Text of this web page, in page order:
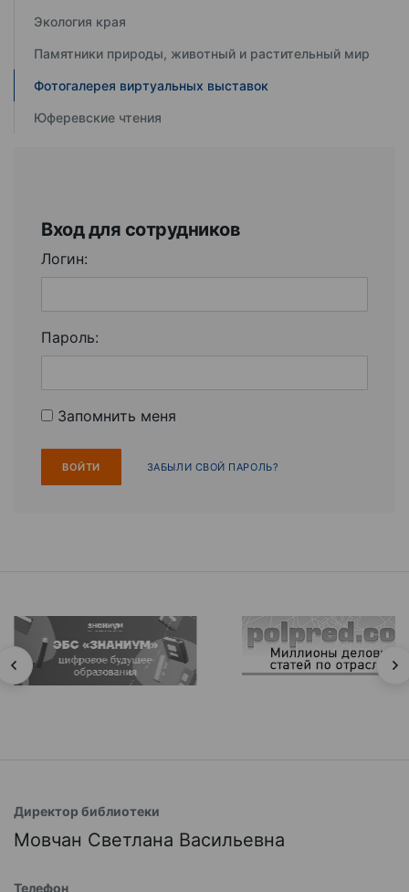
Экология края
Памятники природы, животный и растительный мир
Фотогалерея виртуальных выставок
Юферевские чтения
Вход для сотрудников
Логин:
Пароль:
Запомнить меня
ЗАБЫЛИ СВОЙ ПАРОЛЬ?
Директор библиотеки
Мовчан Светлана Васильевна
Телефон